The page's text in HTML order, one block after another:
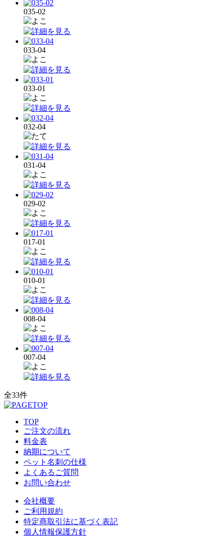
035-02
033-04
033-01
032-04
031-04
029-02
017-01
010-01
008-04
007-04
全33件
TOP
ご注文の流れ
料金表
納期について
ペット名刺の仕様
よくあるご質問
お問い合わせ
会社概要
ご利用規約
特定商取引法に基づく表記
個人情報保護方針